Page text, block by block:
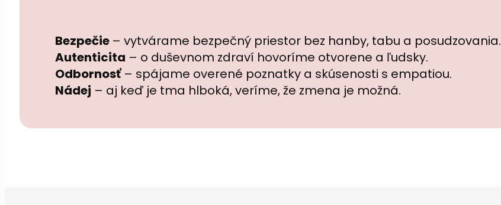
Bezpečie – vytvárame bezpečný priestor bez hanby, tabu a posudzovania.
Autenticita – o duševnom zdraví hovoríme otvorene a ľudsky.
Odbornosť– spájame overené poznatky a skúsenosti s empatiou.
Nádej – aj keď je tma hlboká, veríme, že zmena je možná.